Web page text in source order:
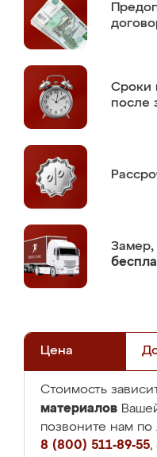
Сроки
после
Замер,
Цена
Стоимость
материалов
позвоните нам
8 (800) 511-89-55,